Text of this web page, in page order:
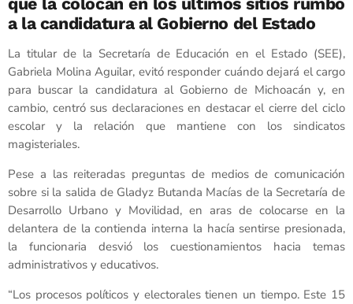
a la candidatura al Gobierno del Estado
La titular de la Secretaría de Educación en el Estado (SEE),
Gabriela Molina Aguilar, evitó responder cuándo dejará el cargo
para buscar la candidatura al Gobierno de Michoacán y, en
cambio, centró sus declaraciones en destacar el cierre del ciclo
escolar y la relación que mantiene con los sindicatos
magisteriales.
Pese a las reiteradas preguntas de medios de comunicación
sobre si la salida de Gladyz Butanda Macías de la Secretaría de
Desarrollo Urbano y Movilidad, en aras de colocarse en la
delantera de la contienda interna la hacía sentirse presionada,
la funcionaria desvió los cuestionamientos hacia temas
administrativos y educativos.
“Los procesos políticos y electorales tienen un tiempo. Este 15